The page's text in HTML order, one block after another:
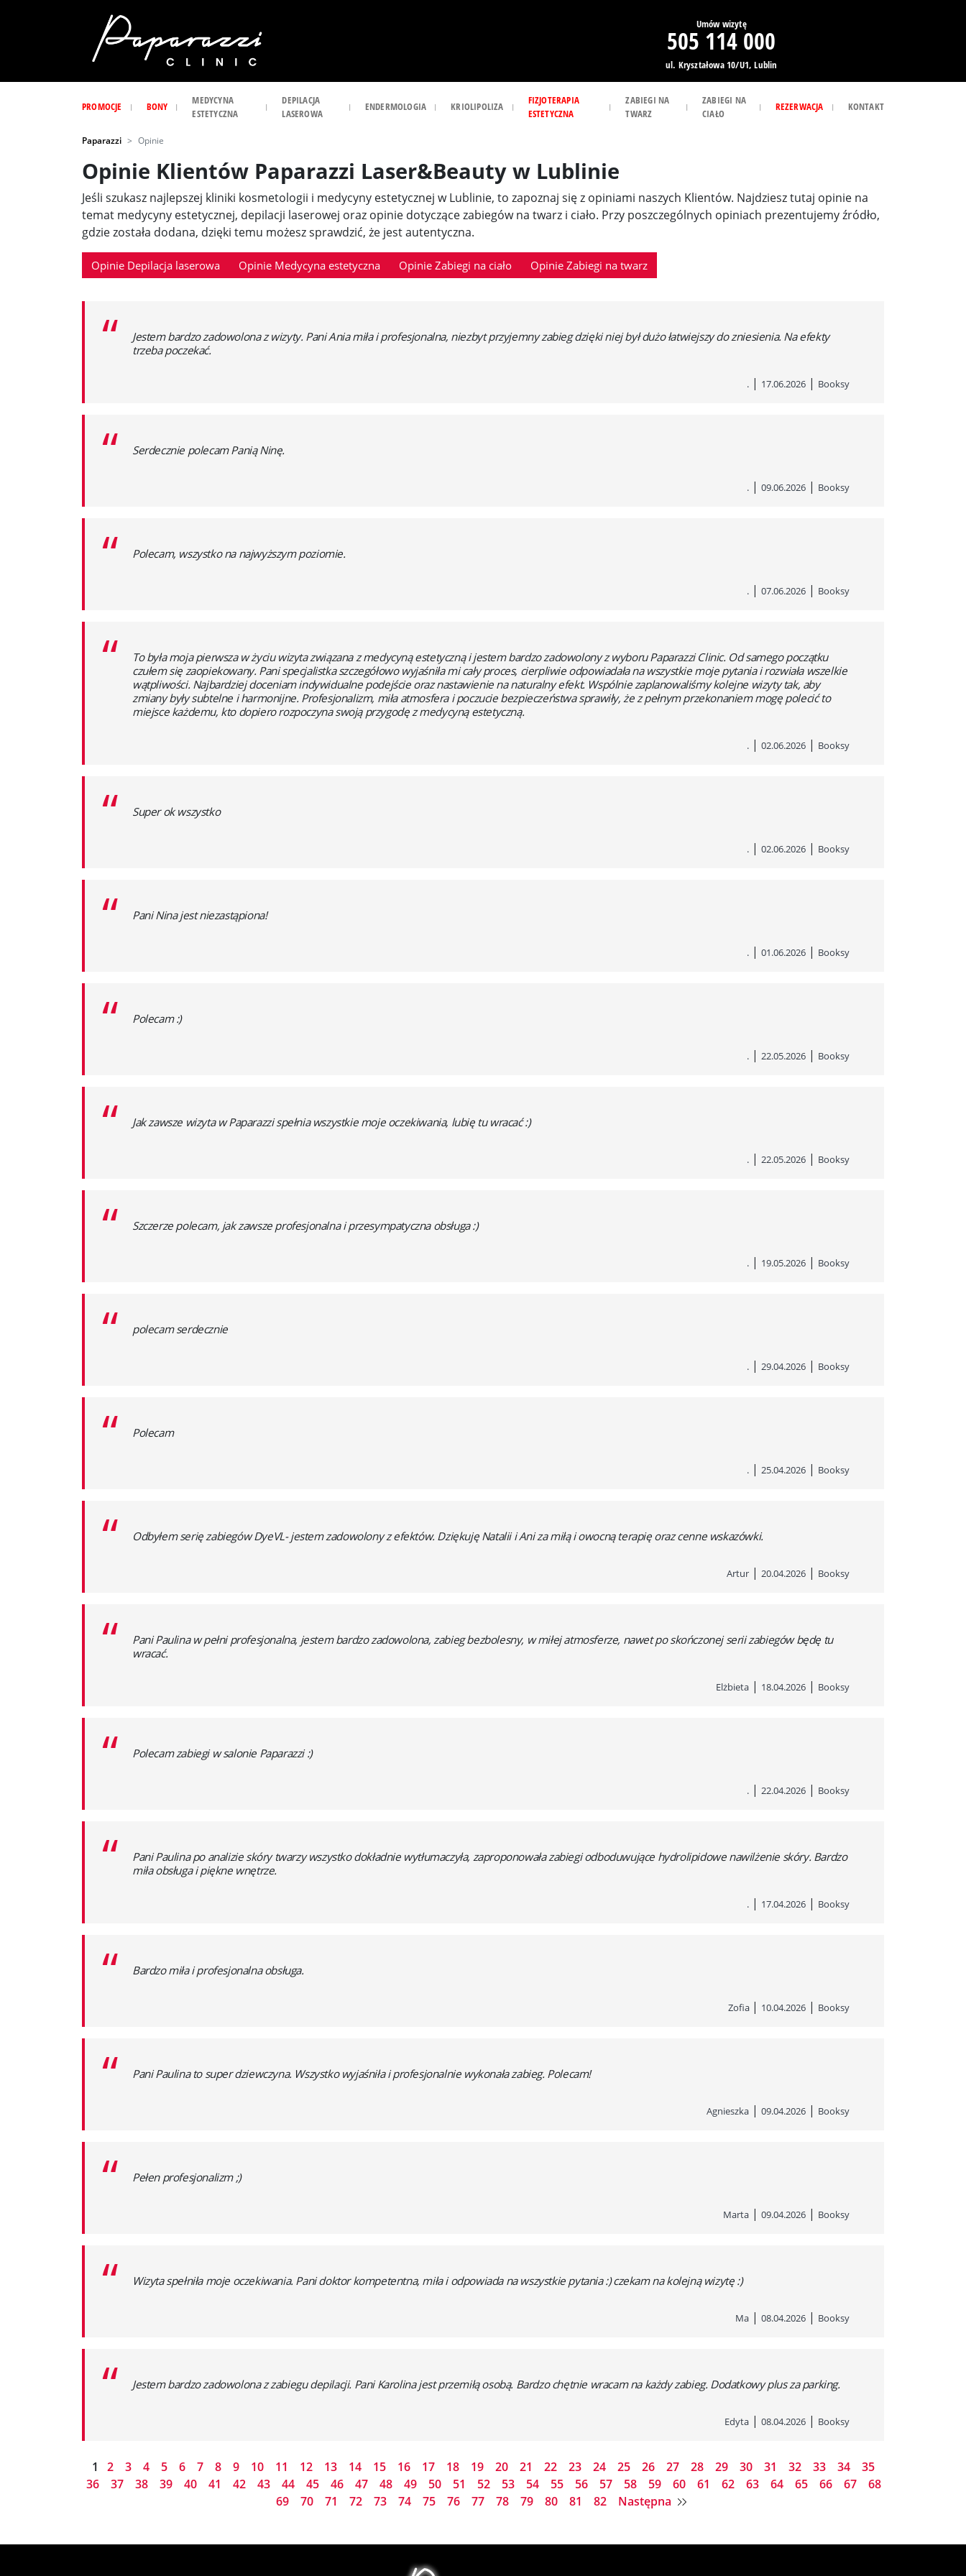
Umów wizytę
505 114 000
ul. Kryształowa 10/U1, Lublin
PROMOCJE BONY
MEDYCYNA
ESTETYCZNA
DEPILACJA
LASEROWA
ENDERMOLOGIA KRIOLIPOLIZA
FIZJOTERAPIA
ESTETYCZNA
ZABIEGI NA
TWARZ
ZABIEGI NA
CIAŁO
REZERWACJA KONTAKT
Paparazzi Opinie
Opinie Klientów Paparazzi Laser&Beauty w Lublinie
Jeśli szukasz najlepszej kliniki kosmetologii i medycyny estetycznej w Lublinie, to zapoznaj się z opiniami naszych Klientów. Najdziesz tutaj opinie na
temat medycyny estetycznej, depilacji laserowej oraz opinie dotyczące zabiegów na twarz i ciało. Przy poszczególnych opiniach prezentujemy źródło,
gdzie została dodana, dzięki temu możesz sprawdzić, że jest autentyczna.
Opinie Depilacja laserowa Opinie Medycyna estetyczna Opinie Zabiegi na ciało Opinie Zabiegi na twarz
“
Jestem bardzo zadowolona z wizyty. Pani Ania miła i profesjonalna, niezbyt przyjemny zabieg dzięki niej był dużo łatwiejszy do zniesienia. Na efekty
trzeba poczekać.
. | 17.06.2026 | Booksy
“ Serdecznie polecam Panią Ninę.
. | 09.06.2026 | Booksy
“ Polecam, wszystko na najwyższym poziomie.
. | 07.06.2026 | Booksy
“
To była moja pierwsza w życiu wizyta związana z medycyną estetyczną i jestem bardzo zadowolony z wyboru Paparazzi Clinic. Od samego początku
czułem się zaopiekowany. Pani specjalistka szczegółowo wyjaśniła mi cały proces, cierpliwie odpowiadała na wszystkie moje pytania i rozwiała wszelkie
wątpliwości. Najbardziej doceniam indywidualne podejście oraz nastawienie na naturalny efekt. Wspólnie zaplanowaliśmy kolejne wizyty tak, aby
zmiany były subtelne i harmonijne. Profesjonalizm, miła atmosfera i poczucie bezpieczeństwa sprawiły, że z pełnym przekonaniem mogę polecić to
miejsce każdemu, kto dopiero rozpoczyna swoją przygodę z medycyną estetyczną.
. | 02.06.2026 | Booksy
“ Super ok wszystko
. | 02.06.2026 | Booksy
“ Pani Nina jest niezastąpiona!
. | 01.06.2026 | Booksy
“ Polecam :)
. | 22.05.2026 | Booksy
“ Jak zawsze wizyta w Paparazzi spełnia wszystkie moje oczekiwania, lubię tu wracać :)
. | 22.05.2026 | Booksy
“ Szczerze polecam, jak zawsze profesjonalna i przesympatyczna obsługa :)
. | 19.05.2026 | Booksy
“ polecam serdecznie
. | 29.04.2026 | Booksy
“ Polecam
. | 25.04.2026 | Booksy
“ Odbyłem serię zabiegów DyeVL- jestem zadowolony z efektów. Dziękuję Natalii i Ani za miłą i owocną terapię oraz cenne wskazówki.
Artur | 20.04.2026 | Booksy
“
Pani Paulina w pełni profesjonalna, jestem bardzo zadowolona, zabieg bezbolesny, w miłej atmosferze, nawet po skończonej serii zabiegów będę tu
wracać.
Elżbieta | 18.04.2026 | Booksy
“ Polecam zabiegi w salonie Paparazzi :)
. | 22.04.2026 | Booksy
“
Pani Paulina po analizie skóry twarzy wszystko dokładnie wytłumaczyła, zaproponowała zabiegi odboduwujące hydrolipidowe nawilżenie skóry. Bardzo
miła obsługa i piękne wnętrze.
. | 17.04.2026 | Booksy
“ Bardzo miła i profesjonalna obsługa.
Zofia | 10.04.2026 | Booksy
“ Pani Paulina to super dziewczyna. Wszystko wyjaśniła i profesjonalnie wykonała zabieg. Polecam!
Agnieszka | 09.04.2026 | Booksy
“ Pełen profesjonalizm ;)
Marta | 09.04.2026 | Booksy
“ Wizyta spełniła moje oczekiwania. Pani doktor kompetentna, miła i odpowiada na wszystkie pytania :) czekam na kolejną wizytę :)
Ma | 08.04.2026 | Booksy
“ Jestem bardzo zadowolona z zabiegu depilacji. Pani Karolina jest przemiłą osobą. Bardzo chętnie wracam na każdy zabieg. Dodatkowy plus za parking.
Edyta | 08.04.2026 | Booksy
1 2 3 4 5 6 7 8 9 10 11 12 13 14 15 16 17 18 19 20 21 22 23 24 25 26 27 28 29 30 31 32 33 34
35
36
37 38 39 40 41 42 43 44 45 46 47 48 49 50 51 52 53 54 55 56 57 58 59 60 61 62 63 64 65 66 67
68
69
70 71 72 73 74 75 76 77 78 79 80 81 82 Następna